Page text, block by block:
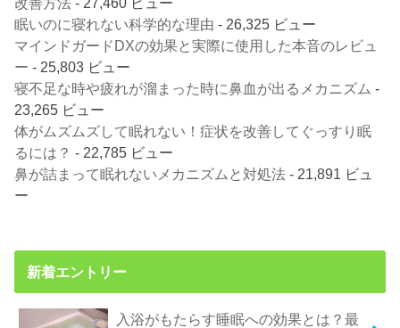
眠いのに寝れない科学的な理由 - 26,325 ビュー
マインドガードDXの効果と実際に使用した本音のレビュ
ー - 25,803 ビュー
寝不足な時や疲れが溜まった時に鼻血が出るメカニズム -
23,265 ビュー
体がムズムズして眠れない！症状を改善してぐっすり眠
るには？ - 22,785 ビュー
鼻が詰まって眠れないメカニズムと対処法 - 21,891 ビュ
ー
新着エントリー
入浴がもたらす睡眠への効果とは？最